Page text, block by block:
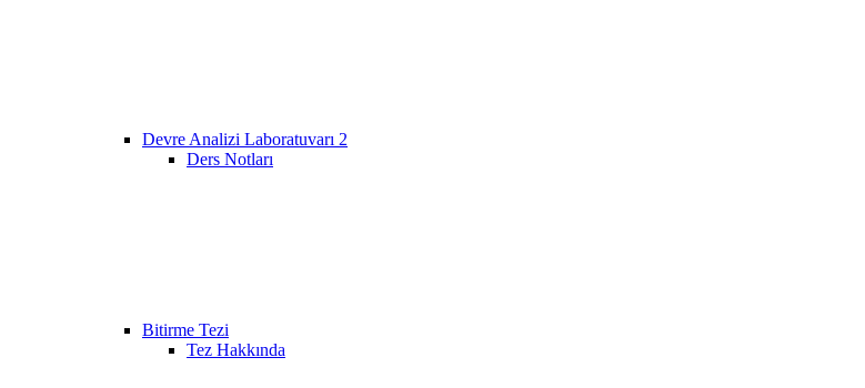
Devre Analizi Laboratuvarı 2
Ders Notları
Bitirme Tezi
Tez Hakkında